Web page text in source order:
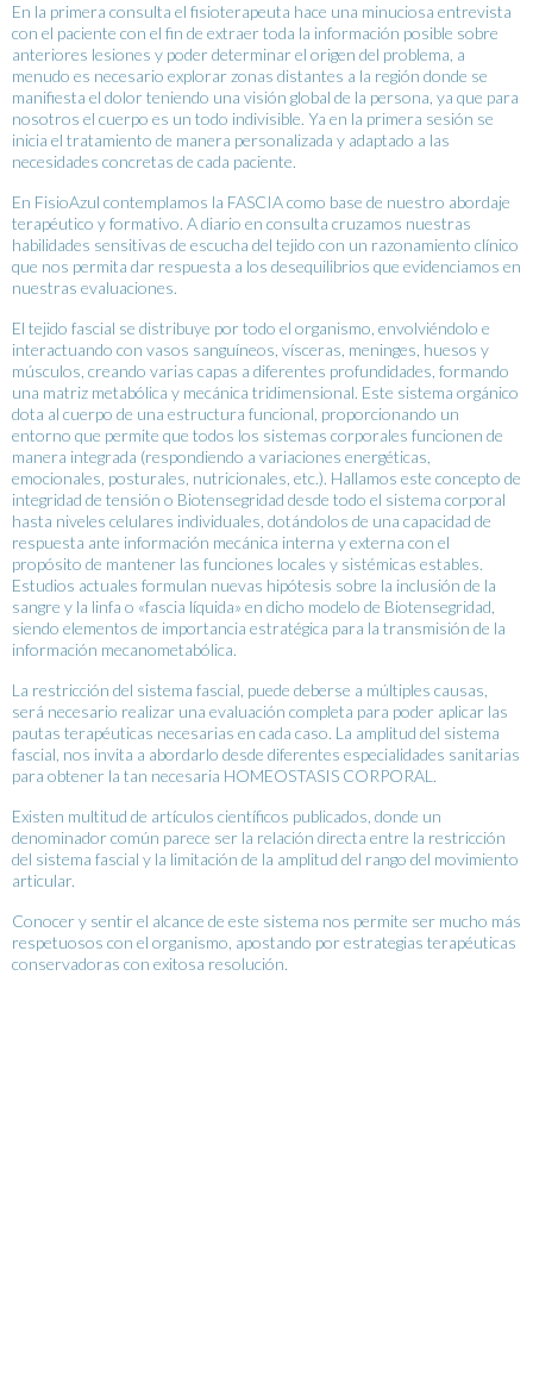
En la primera consulta el fisioterapeuta hace una minuciosa entrevista
con el paciente con el fin de extraer toda la información posible sobre
anteriores lesiones y poder determinar el origen del problema, a
menudo es necesario explorar zonas distantes a la región donde se
manifiesta el dolor teniendo una visión global de la persona, ya que para
nosotros el cuerpo es un todo indivisible. Ya en la primera sesión se
inicia el tratamiento de manera personalizada y adaptado a las
necesidades concretas de cada paciente.
En FisioAzul contemplamos la FASCIA como base de nuestro abordaje
terapéutico y formativo. A diario en consulta cruzamos nuestras
habilidades sensitivas de escucha del tejido con un razonamiento clínico
que nos permita dar respuesta a los desequilibrios que evidenciamos en
nuestras evaluaciones.
El tejido fascial se distribuye por todo el organismo, envolviéndolo e
interactuando con vasos sanguíneos, vísceras, meninges, huesos y
músculos, creando varias capas a diferentes profundidades, formando
una matriz metabólica y mecánica tridimensional. Este sistema orgánico
dota al cuerpo de una estructura funcional, proporcionando un
entorno que permite que todos los sistemas corporales funcionen de
manera integrada (respondiendo a variaciones energéticas,
emocionales, posturales, nutricionales, etc.). Hallamos este concepto de
integridad de tensión o Biotensegridad desde todo el sistema corporal
hasta niveles celulares individuales, dotándolos de una capacidad de
respuesta ante información mecánica interna y externa con el
propósito de mantener las funciones locales y sistémicas estables.
Estudios actuales formulan nuevas hipótesis sobre la inclusión de la
sangre y la linfa o «fascia líquida» en dicho modelo de Biotensegridad,
siendo elementos de importancia estratégica para la transmisión de la
información mecanometabólica.
La restricción del sistema fascial, puede deberse a múltiples causas,
será necesario realizar una evaluación completa para poder aplicar las
pautas terapéuticas necesarias en cada caso. La amplitud del sistema
fascial, nos invita a abordarlo desde diferentes especialidades sanitarias
para obtener la tan necesaria HOMEOSTASIS CORPORAL.
Existen multitud de artículos científicos publicados, donde un
denominador común parece ser la relación directa entre la restricción
del sistema fascial y la limitación de la amplitud del rango del movimiento
articular.
Conocer y sentir el alcance de este sistema nos permite ser mucho más
respetuosos con el organismo, apostando por estrategias terapéuticas
conservadoras con exitosa resolución.